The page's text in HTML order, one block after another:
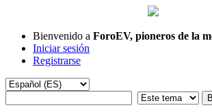
Bienvenido a ForoEV, pioneros de la
Iniciar sesión
Registrarse